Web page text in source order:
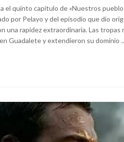
el quinto capítulo de «Nuestros
por Pelayo y del episodio que dio
una rapidez extraordinaria. Las
Guadalete y extendieron su dominio